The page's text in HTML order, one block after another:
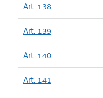
Art. 138
Art. 139
Art. 140
Art. 141